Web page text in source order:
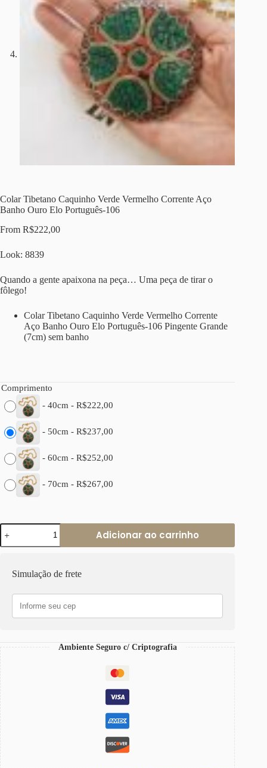
Colar Tibetano Caquinho Verde Vermelho Corrente Aço
Banho Ouro Elo Português-106
From R$222,00
Look: 8839
Quando a gente apaixona na peça… Uma peça de tirar o
fôlego!
Colar Tibetano Caquinho Verde Vermelho Corrente
Aço Banho Ouro Elo Português-106 Pingente Grande
(7cm) sem banho
Comprimento
- 40cm - R$222,00
- 50cm - R$237,00
- 60cm - R$252,00
- 70cm - R$267,00
Colar
Tibetano
Caquinho
Corrente
Banho
Adicionar ao carrinho
Simulação de frete
Ambiente Seguro c/ Criptografia